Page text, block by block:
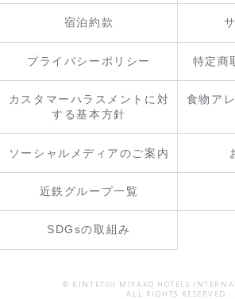
宿泊約款
プライバシーポリシー 特定商
カスタマーハラスメントに対
する基本方針
食物ア
ソーシャルメディアのご案内
近鉄グループ一覧
SDGsの取組み
© KINTETSU MIYAKO HOTELS
ALL RIGHTS RESERVED.